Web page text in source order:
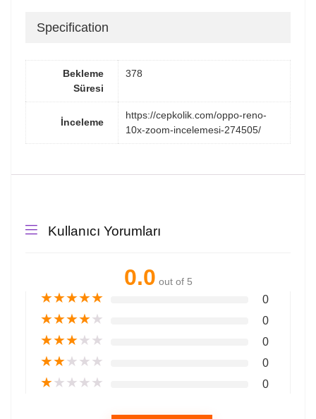
Specification
Bekleme
Süresi
378
İnceleme
https://cepkolik.com/oppo-reno-
10x-zoom-incelemesi-274505/
Kullanıcı Yorumları
0.0 out of 5
★★★★★ 0
★★★★★ 0
★★★★★ 0
★★★★★ 0
★★★★★ 0